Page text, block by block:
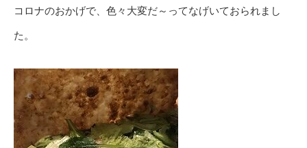
コロナのおかげで、色々大変だ～ってなげいておられまし
た。